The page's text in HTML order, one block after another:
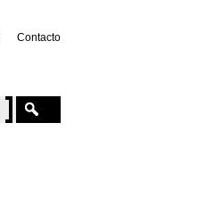
Contacto